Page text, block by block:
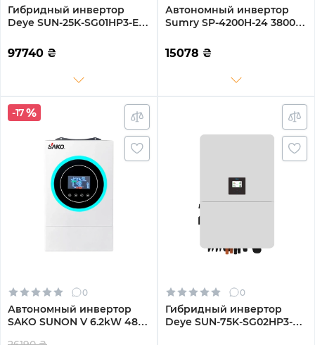
Гибридный инвертор
Deye SUN-25K-SG01HP3-EU
Wi-Fi 220/380V
Трехфазный
97740 ₴
Автономный инвертор
Sumry SP-4200H-24 3800W
Однофазный (SP-4200H-
24)
15078 ₴
-17
0
Автономный инвертор
SAKO SUNON V 6.2kW 48V
0
Гибридный инвертор
Deye SUN-75K-SG02HP3-